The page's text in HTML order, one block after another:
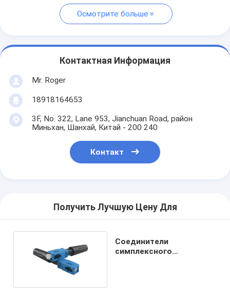
Осмотрите больше
Контактная Информация
Mr. Roger
18918164653
3F, No. 322, Lane 953, Jianchuan Road, район
Миньхан, Шанхай, Китай - 200 240
Контакт
Получить Лучшую Цену Для
Соединители
симплексного